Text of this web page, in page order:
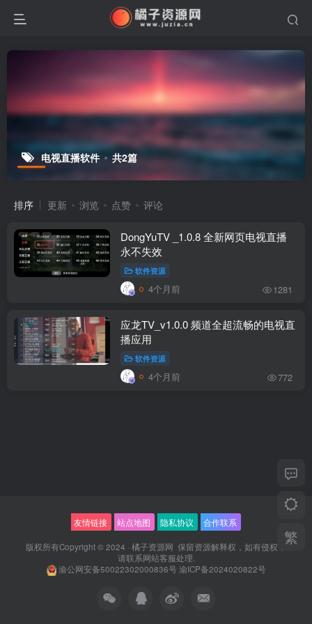
电视直播软件 共2篇
排序 更新 浏览 点赞 评论
DongYuTV _1.0.8 全新网页电视直播
永不失效
软件资源
4个月前 1281
应龙TV_v1.0.0 频道全超流畅的电视直
播应用
软件资源
4个月前 772
友情链接 站点地图 隐私协议 合作联系
版权所有Copyright © 2024 · 橘子资源网 保留资源解释权，如有侵权，
请联系网站客服处理.
渝公网安备50022302000836号 渝ICP备2024020822号
繁